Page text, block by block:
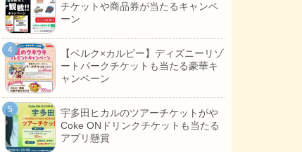
チケットや商品券が当たるキャンペ
ーン
【ベルク×カルビー】ディズニーリゾ
ートパークチケットも当たる豪華キ
ャンペーン
宇多田ヒカルのツアーチケットがや
Coke ONドリンクチケットも当たる
アプリ懸賞